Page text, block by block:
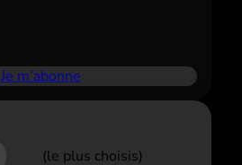
Je m’abonne
(le plus choisis)